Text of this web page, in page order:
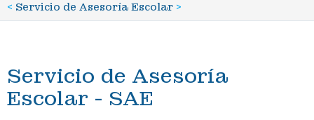
< Servicio de Asesoría Escolar >
Servicio de Asesoría
Escolar - SAE